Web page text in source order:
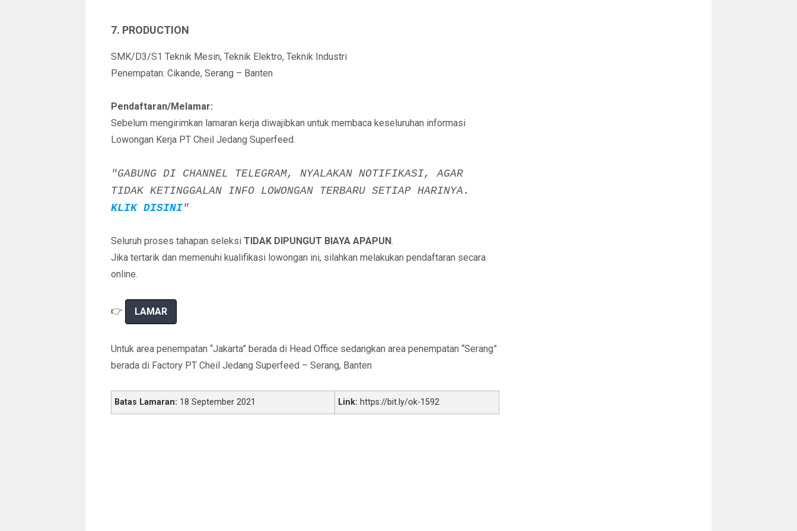
7. PRODUCTION
SMK/D3/S1 Teknik Mesin, Teknik Elektro, Teknik Industri
Penempatan: Cikande, Serang – Banten
Pendaftaran/Melamar:
Sebelum mengirimkan lamaran kerja diwajibkan untuk membaca keseluruhan informasi
Lowongan Kerja PT Cheil Jedang Superfeed.
"GABUNG DI CHANNEL TELEGRAM, NYALAKAN NOTIFIKASI, AGAR
TIDAK KETINGGALAN INFO LOWONGAN TERBARU SETIAP HARINYA.
KLIK DISINI"
Seluruh proses tahapan seleksi TIDAK DIPUNGUT BIAYA APAPUN.
Jika tertarik dan memenuhi kualifikasi lowongan ini, silahkan melakukan pendaftaran secara
online.
👉 LAMAR
Untuk area penempatan “Jakarta” berada di Head Office sedangkan area penempatan “Serang”
berada di Factory PT Cheil Jedang Superfeed – Serang, Banten
Batas Lamaran: 18 September 2021 Link: https://bit.ly/ok-1592